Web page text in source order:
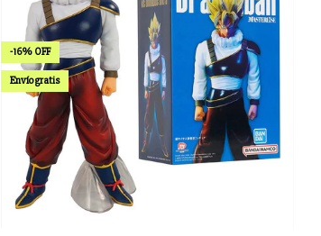
-16% OFF
Envío gratis